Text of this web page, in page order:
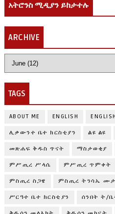
አትሮንስ ሚዲያን ይከታተሉ
ARCHIVE
TAGS
ABOUT ME ENGLISH
ሊቃውንተ ቤተ ክርስቲያን ልዩ ልዩ
መጽሐፍ ቅዱስ ጥናት ማስታወቂያ
ምሥጢረ ሥላሴ ምሥጢረ ጥምቀት
ምስጢረ ስጋዌ ምስጢረ ትንሳኤ
ሥርዓተ ቤተ ክርስቲያን ሰንበት ት/